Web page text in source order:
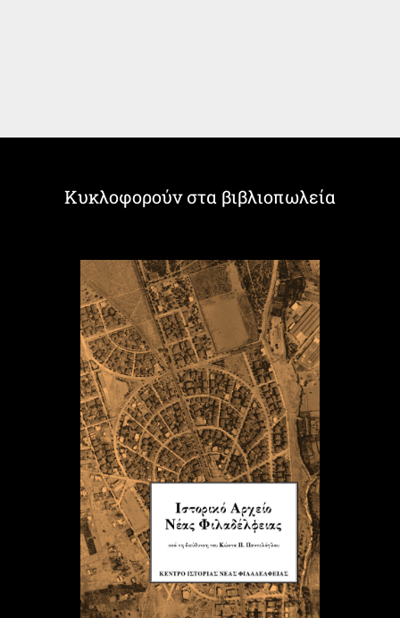
Κυκλοφορούν στα βιβλιοπωλεία